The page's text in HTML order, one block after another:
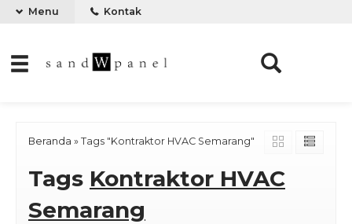
Menu Kontak
Beranda » Tags "Kontraktor HVAC Semarang"
Tags Kontraktor HVAC
Semarang